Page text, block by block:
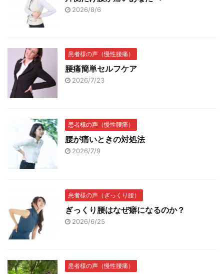
2026/8/6
患者様の声（慢性腰痛）
腰痛簡単セルフケア
2026/7/23
患者様の声（慢性腰痛）
腰が痛いときの対処法
2026/7/9
患者様の声（ぎっくり腰）
ぎっくり腰はなぜ癖になるのか？
2026/6/25
患者様の声（慢性腰痛）